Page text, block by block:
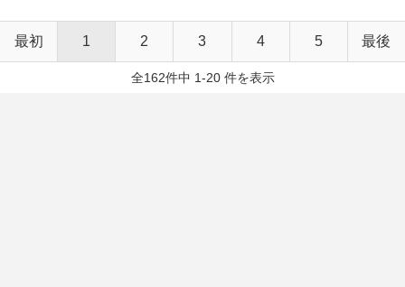
最初 1 2 3 4 5 最後
全162件中 1-20 件を表示